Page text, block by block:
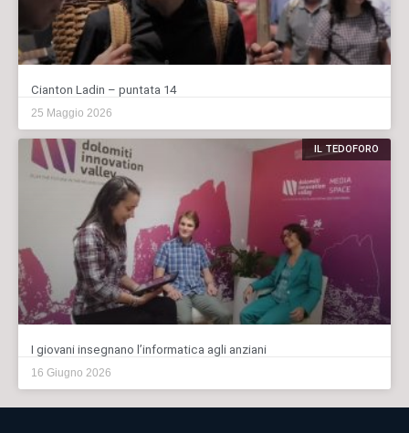
Cianton Ladin – puntata 14
25 Maggio 2026
IL TEDOFORO
I giovani insegnano l’informatica agli anziani
16 Giugno 2026